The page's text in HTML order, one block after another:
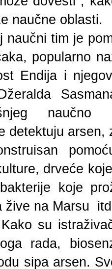
naučne oblasti.
tim je
popularno
Endija i
naučno
detektuju arsen,
drveće
koje
žive na Marsu
istraživači
rada,
sipa arsen.